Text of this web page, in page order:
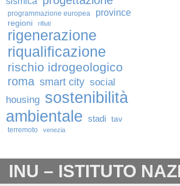
programmazione europea province
regioni rifiuti
rigenerazione
riqualificazione
rischio idrogeologico
roma smart city social
housing sostenibilità
ambientale stadi tav
terremoto venezia
INU – ISTITUTO